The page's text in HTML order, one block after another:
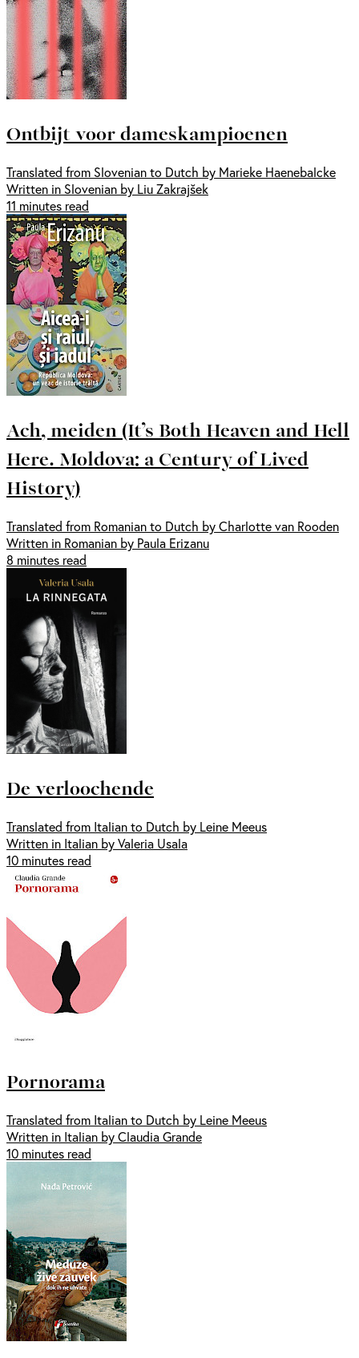
Ontbijt voor dameskampioenen
Translated from Slovenian to Dutch by Marieke Haenebalcke
Written in Slovenian by Liu Zakrajšek
11 minutes read
Ach, meiden (It’s Both Heaven and Hell
Here. Moldova: a Century of Lived
History)
Translated from Romanian to Dutch by Charlotte van Rooden
Written in Romanian by Paula Erizanu
8 minutes read
De verloochende
Translated from Italian to Dutch by Leine Meeus
Written in Italian by Valeria Usala
10 minutes read
Pornorama
Translated from Italian to Dutch by Leine Meeus
Written in Italian by Claudia Grande
10 minutes read